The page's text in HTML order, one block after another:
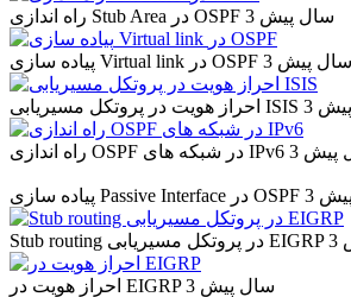
راه اندازی Stub Area در OSPF 3 سال پیش
پیاده سازی Virtual link در OSPF 3 سال پیش
احراز هویت در پروتکل مسیریابی ISIS پیش
راه اندازی OSPF در شبکه های IPv6 پیش
پیاده سازی Passive Interface در OSPF پیش
Stub routing در پروتکل مسیریابی EIGRP
احراز هویت در EIGRP 3 سال پیش